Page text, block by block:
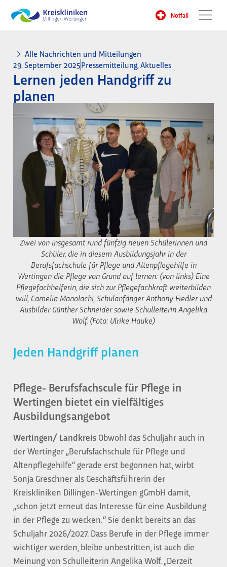
Notfall
29. September 2025Pressemitteilung,Aktuelles
Alle Nachrichten und Mitteilungen
Lernen jeden Handgriff zu
planen
Zwei von insgesamt rund fünfzig neuen Schülerinnen und
Schüler, die in diesem Ausbildungsjahr in der
Berufsfachschule für Pflege und Altenpflegehilfe in
Wertingen die Pflege von Grund auf lernen: (von links) Eine
Pflegefachhelferin, die sich zur Pflegefachkraft weiterbilden
will, Camelia Manolachi, Schulanfänger Anthony Fiedler und
Ausbilder Günther Schneider sowie Schulleiterin Angelika
Wolf. (Foto: Ulrike Hauke)
Jeden Handgriff planen
Pflege- Berufsfachscule für Pflege in
Wertingen bietet ein vielfältiges
Ausbildungsangebot
Wertingen/ Landkreis Obwohl das Schuljahr auch in
der Wertinger „Berufsfachschule für Pflege und
Altenpflegehilfe“ gerade erst begonnen hat, wirbt
Sonja Greschner als Geschäftsführerin der
Kreiskliniken Dillingen-Wertingen gGmbH damit,
„schon jetzt erneut das Interesse für eine Ausbildung
in der Pflege zu wecken.“ Sie denkt bereits an das
Schuljahr 2026/2027. Dass Berufe in der Pflege immer
wichtiger werden, bleibe unbestritten, ist auch die
Meinung von Schulleiterin Angelika Wolf. „Derzeit